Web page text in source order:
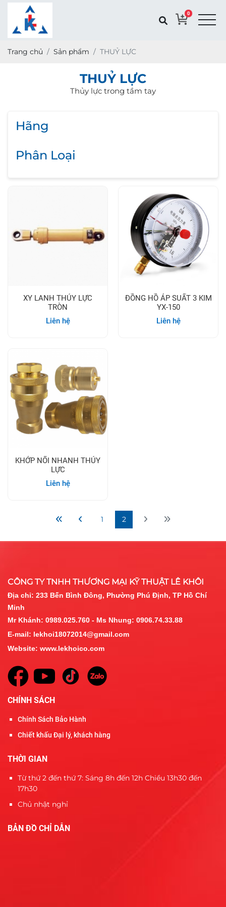
0
Trang chủ Sản phẩm THUỶ LỰC
THUỶ LỰC
Thủy lực trong tầm tay
Hãng
Phân Loại
XY LANH THỦY LỰC
TRÒN
Liên hệ
ĐỒNG HỒ ÁP SUẤT 3 KIM
YX-150
Liên hệ
KHỚP NỐI NHANH THỦY
LỰC
Liên hệ
1 2
CÔNG TY TNHH THƯƠNG MẠI KỸ THUẬT LÊ KHÔI
Địa chỉ: 233 Bến Bình Đông, Phường Phú Định, TP Hồ Chí
Minh
Mr Khánh: 0989.025.760 - Ms Nhung: 0906.74.33.88
E-mail: lekhoi18072014@gmail.com
Website: www.lekhoico.com
CHÍNH SÁCH
Chính Sách Bảo Hành
Chiết khấu Đại lý, khách hàng
THỜI GIAN
Từ thứ 2 đến thứ 7: Sáng 8h đến 12h Chiều 13h30 đến
17h30
Chủ nhật nghỉ
BẢN ĐỒ CHỈ DẪN